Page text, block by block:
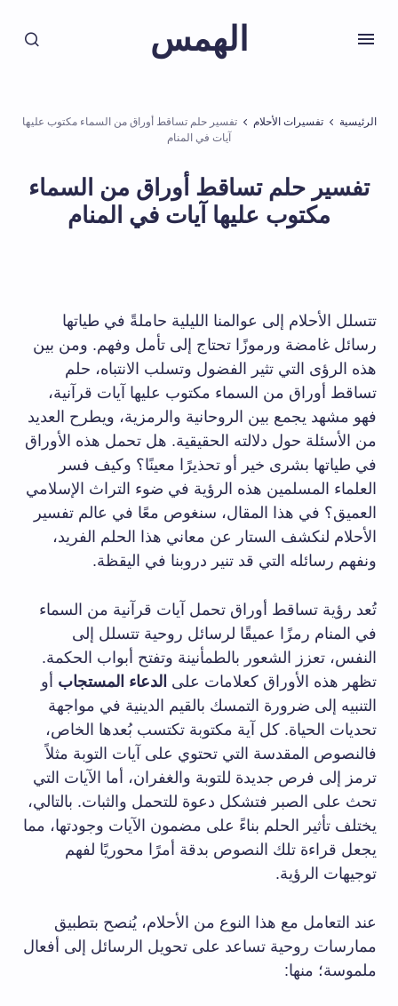
الهمس
الرئيسية تفسيرات الأحلام
تفسير حلم تساقط أوراق من السماء مكتوب عليها
آيات في المنام
تفسير حلم تساقط أوراق من السماء
مكتوب عليها آيات في المنام
تتسلل الأحلام إلى عوالمنا الليلية حاملةً في طياتها
رسائل غامضة ورموزًا تحتاج إلى تأمل وفهم. ومن بين
هذه الرؤى التي تثير الفضول وتسلب الانتباه، حلم
تساقط أوراق من السماء مكتوب عليها آيات قرآنية،
فهو مشهد يجمع بين الروحانية والرمزية، ويطرح العديد
من الأسئلة حول دلالته الحقيقية. هل تحمل هذه الأوراق
في طياتها بشرى خير أو تحذيرًا معينًا؟ وكيف فسر
العلماء المسلمين هذه الرؤية في ضوء التراث الإسلامي
العميق؟ في هذا المقال، سنغوص معًا في عالم تفسير
الأحلام لنكشف الستار عن معاني هذا الحلم الفريد،
ونفهم رسائله التي قد تنير دروبنا في اليقظة.
تُعد رؤية تساقط أوراق تحمل آيات قرآنية من السماء
في المنام رمزًا عميقًا لرسائل روحية تتسلل إلى
النفس، تعزز الشعور بالطمأنينة وتفتح أبواب الحكمة.
تظهر هذه الأوراق كعلامات على الدعاء المستجاب أو
التنبيه إلى ضرورة التمسك بالقيم الدينية في مواجهة
تحديات الحياة. كل آية مكتوبة تكتسب بُعدها الخاص،
فالنصوص المقدسة التي تحتوي على آيات التوبة مثلاً
ترمز إلى فرص جديدة للتوبة والغفران، أما الآيات التي
تحث على الصبر فتشكل دعوة للتحمل والثبات. بالتالي،
يختلف تأثير الحلم بناءً على مضمون الآيات وجودتها، مما
يجعل قراءة تلك النصوص بدقة أمرًا محوريًا لفهم
توجيهات الرؤية.
عند التعامل مع هذا النوع من الأحلام، يُنصح بتطبيق
ممارسات روحية تساعد على تحويل الرسائل إلى أفعال
ملموسة؛ منها: